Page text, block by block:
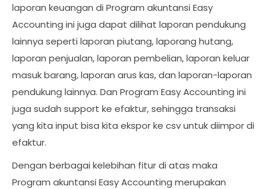
laporan keuangan di Program akuntansi Easy
Accounting ini juga dapat dilihat laporan pendukung
lainnya seperti laporan piutang, laporang hutang,
laporan penjualan, laporan pembelian, laporan keluar
masuk barang, laporan arus kas, dan laporan-laporan
pendukung lainnya. Dan Program Easy Accounting ini
juga sudah support ke efaktur, sehingga transaksi
yang kita input bisa kita ekspor ke csv untuk diimpor di
efaktur.
Dengan berbagai kelebihan fitur di atas maka
Program akuntansi Easy Accounting merupakan